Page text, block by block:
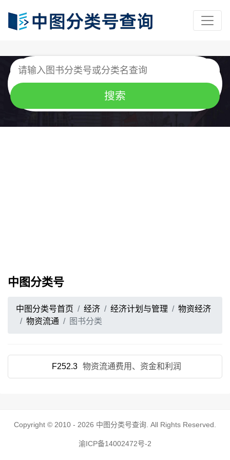
中图分类号
中图分类号首页 经济 经济计划与管理
物资经济
物资流通
图书分类
F252.3 物资流通费用、资金和利润
Copyright © 2010 - 2026 中图分类号查询 . All Rights Reserved.
渝ICP备14002472号-2